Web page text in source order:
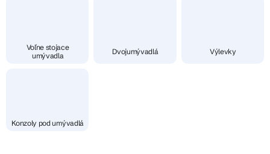
Voľne stojace
umývadla
Dvojumývadlá Výlevky
Konzoly pod umývadlá